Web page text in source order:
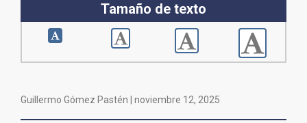
Tamaño de texto
Guillermo Gómez Pastén | noviembre 12, 2025